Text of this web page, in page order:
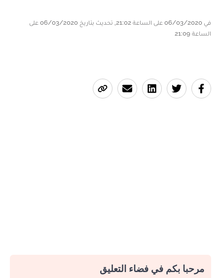
في 06/03/2020 على الساعة 21:02, تحديث بتاريخ 06/03/2020 على
الساعة 21:09
مرحبا بكم في فضاء التعليق